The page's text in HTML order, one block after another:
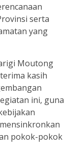
serta
yang
Moutong
kasih
ini, guna
pokok-pokok